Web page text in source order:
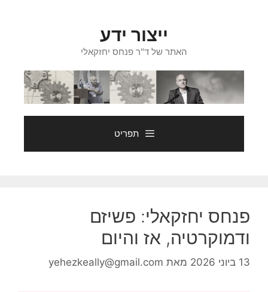
ייצור ידע
האתר של ד"ר פנחס יחזקאלי
תפריט
פנחס יחזקאלי: פשיזם
ודמוקרטיה, אז והיום
13 ביוני 2026 מאת yehezkeally@gmail.com